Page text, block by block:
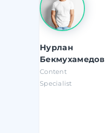
Нурлан
Бекмухамедов
Content
Specialist